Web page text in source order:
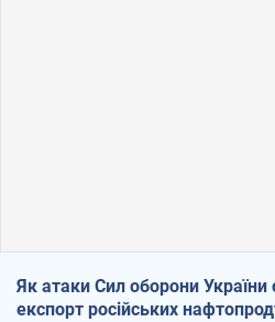
Як атаки Сил оборони України
експорт російських